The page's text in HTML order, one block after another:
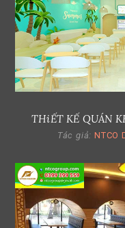
THiẾT KẾ QUÁN
Tác giả: NTCO